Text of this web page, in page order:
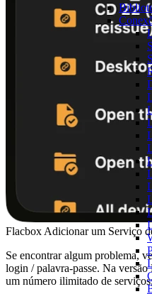
Flacbox Adicionar um Serviço
Se encontrar algum problema,
login / palavra-passe. Na
um número ilimitado de